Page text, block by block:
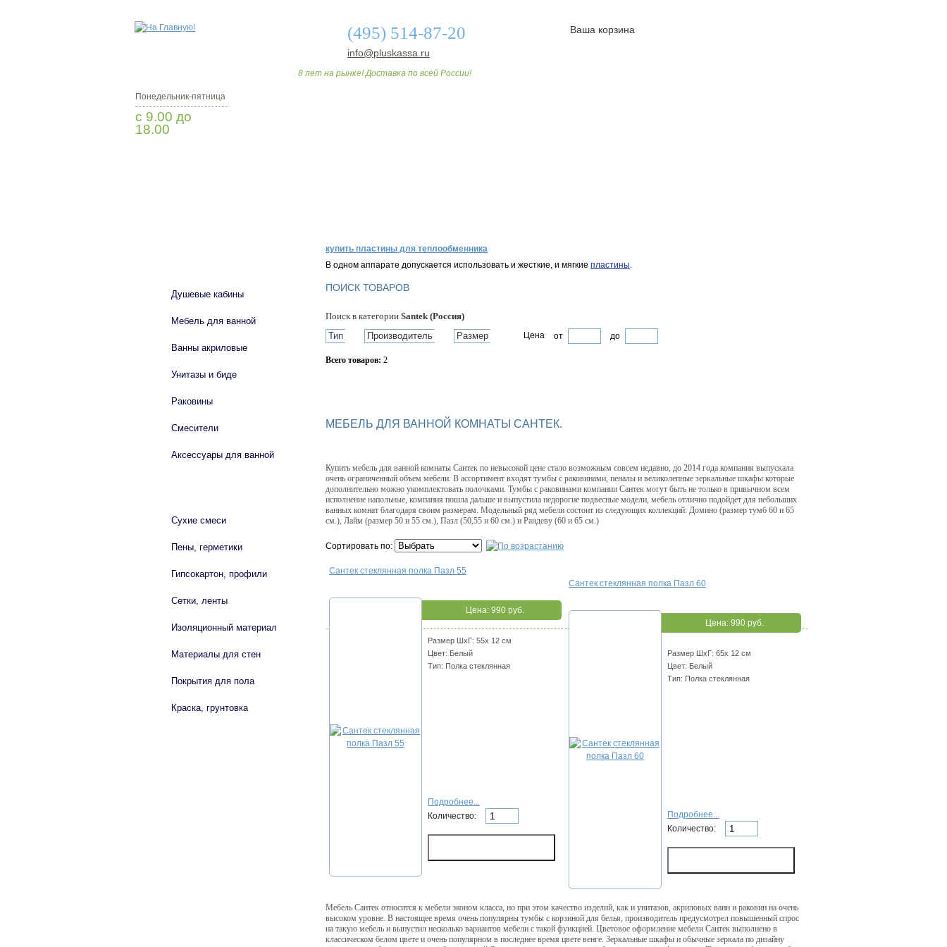
(495) 514-87-20
info@pluskassa.ru
8 лет на рынке! Доставка по всей России!
Ваша корзина
Понедельник-пятница
с 9.00 до
18.00
купить пластины для теплообменника
В одном аппарате допускается использовать и жесткие, и мягкие пластины.
ПОИСК ТОВАРОВ
Поиск в категории Santek (Россия)
Тип
Производитель Размер Цена от до
Всего товаров: 2
МЕБЕЛЬ ДЛЯ ВАННОЙ КОМНАТЫ САНТЕК.
Купить мебель для ванной комнаты Сантек по невысокой цене стало возможным совсем недавно, до 2014 года компания выпускала
очень ограниченный объем мебели. В ассортимент входят тумбы с раковинами, пеналы и великолепные зеркальные шкафы которые
дополнительно можно укомплектовать полочками. Тумбы с раковинами компании Сантек могут быть не только в привычном всем
исполнение напольные, компания пошла дальше и выпустила недорогие подвесные модели, мебель отлично подойдет для небольших
ванных комнат благодаря своим размерам. Модельный ряд мебели состоит из следующих коллекций: Домино (размер тумб 60 и 65
см.), Лайм (размер 50 и 55 см.), Пазл (50,55 и 60 см.) и Рандеву (60 и 65 см.)
Сортировать по:
Сантек стеклянная полка Пазл 55
Цена: 990 руб.
Размер ШхГ: 55x 12 см
Цвет: Белый
Тип: Полка стеклянная
Подробнее...
Количество:
Сантек стеклянная полка Пазл 60
Цена: 990 руб.
Размер ШхГ: 65x 12 см
Цвет: Белый
Тип: Полка стеклянная
Подробнее...
Количество:
Мебель Сантек относится к мебели эконом класса, но при этом качество изделий, как и унитазов, акриловых ванн и раковин на очень
высоком уровне. В настоящее время очень популярны тумбы с корзиной для белья, производитель предусмотрел повышенный спрос
на такую мебель и выпустил несколько вариантов мебели с такой функцией. Цветовое оформление мебели Сантек выполнено в
классическом белом цвете и очень популярном в последнее время цвете венге. Зеркальные шкафы и обычные зеркала по дизайну
Душевые кабины
Мебель для ванной
Ванны акриловые
Унитазы и биде
Раковины
Смесители
Аксессуары для ванной
Сухие смеси
Пены, герметики
Гипсокартон, профили
Сетки, ленты
Изоляционный материал
Материалы для стен
Покрытия для пола
Краска, грунтовка